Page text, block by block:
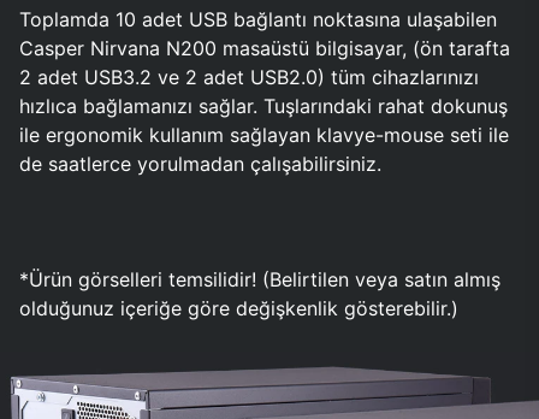
Toplamda 10 adet USB bağlantı noktasına ulaşabilen
Casper Nirvana N200 masaüstü bilgisayar, (ön tarafta
2 adet USB3.2 ve 2 adet USB2.0) tüm cihazlarınızı
hızlıca bağlamanızı sağlar. Tuşlarındaki rahat dokunuş
ile ergonomik kullanım sağlayan klavye-mouse seti ile
de saatlerce yorulmadan çalışabilirsiniz.
*Ürün görselleri temsilidir! (Belirtilen veya satın almış
olduğunuz içeriğe göre değişkenlik gösterebilir.)